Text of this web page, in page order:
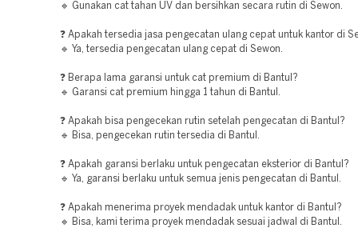
🔹 Gunakan cat tahan UV dan bersihkan secara rutin di Sewon.
❓ Apakah tersedia jasa pengecatan ulang cepat untuk kantor di
🔹 Ya, tersedia pengecatan ulang cepat di Sewon.
❓ Berapa lama garansi untuk cat premium di Bantul?
🔹 Garansi cat premium hingga 1 tahun di Bantul.
❓ Apakah bisa pengecekan rutin setelah pengecatan di Bantul?
🔹 Bisa, pengecekan rutin tersedia di Bantul.
❓ Apakah garansi berlaku untuk pengecatan eksterior di Bantul?
🔹 Ya, garansi berlaku untuk semua jenis pengecatan di Bantul.
❓ Apakah menerima proyek mendadak untuk kantor di Bantul?
🔹 Bisa, kami terima proyek mendadak sesuai jadwal di Bantul.